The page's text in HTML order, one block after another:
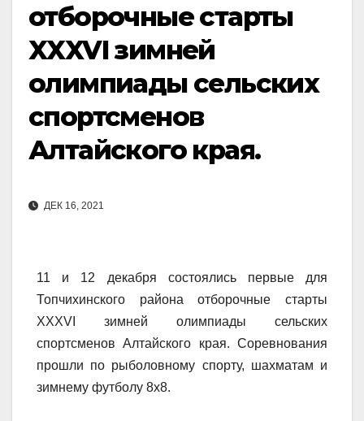
отборочные старты
XXXVI зимней
олимпиады сельских
спортсменов
Алтайского края.
ДЕК 16, 2021
11 и 12 декабря состоялись первые для
Топчихинского района отборочные старты
XXXVI зимней олимпиады сельских
спортсменов Алтайского края. Соревнования
прошли по рыболовному спорту, шахматам и
зимнему футболу 8х8.